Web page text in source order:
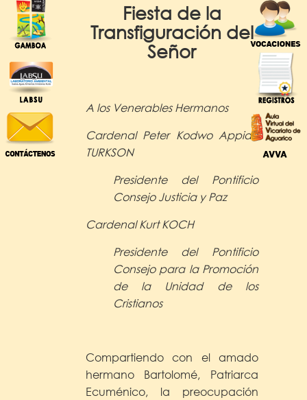
Fiesta de la
Transfiguración del
Señor
A los Venerables Hermanos
Cardenal Peter Kodwo Appiah
TURKSON
Presidente del Pontificio
Consejo Justicia y Paz
Cardenal Kurt KOCH
Presidente del Pontificio
Consejo para la Promoción
de la Unidad de los
Cristianos
Compartiendo con el amado
hermano Bartolomé, Patriarca
Ecuménico, la preocupación